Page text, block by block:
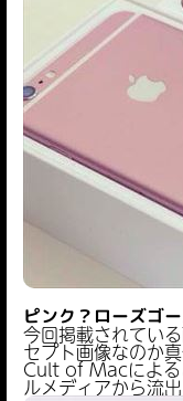
ピンク？ローズゴ
今回掲載されてい
セプト画像なのか
Cult of Macによる
ルメディアから流